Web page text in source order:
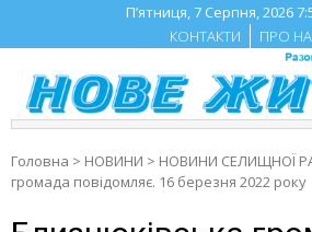
content
П’ятниця, 7 Серпня, 2026
КОНТАКТИ
ПРО
Головна > НОВИНИ > НОВИНИ СЕЛИЩНОЇ
громада повідомляє. 16 березня 2022 року